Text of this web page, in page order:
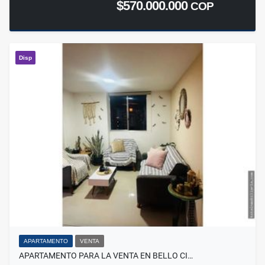
$570.000.000COP
Disp
APARTAMENTO VENTA
APARTAMENTO PARA LA VENTA EN BELLO CI…